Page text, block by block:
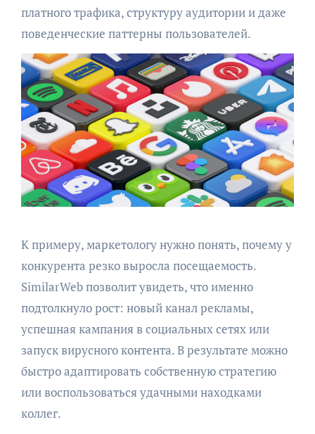
платного трафика, структуру аудитории и даже
поведенческие паттерны пользователей.
К примеру, маркетологу нужно понять, почему у
конкурента резко выросла посещаемость.
SimilarWeb позволит увидеть, что именно
подтолкнуло рост: новый канал рекламы,
успешная кампания в социальных сетях или
запуск вирусного контента. В результате можно
быстро адаптировать собственную стратегию
или воспользоваться удачными находками
коллег.